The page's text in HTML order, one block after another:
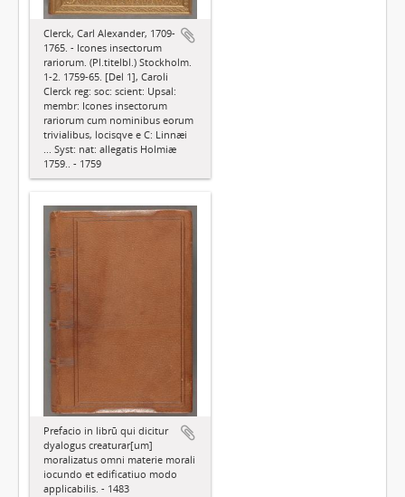
Clerck, Carl Alexander, 1709-
1765. - Icones insectorum
rariorum. (Pl.titelbl.) Stockholm.
1-2. 1759-65. [Del 1], Caroli
Clerck reg: soc: scient: Upsal:
membr: Icones insectorum
rariorum cum nominibus eorum
trivialibus, locisqve e C: Linnæi
... Syst: nat: allegatis Holmiæ
1759.. - 1759
Prefacio in librū qui dicitur
dyalogus creaturar[um]
moralizatus omni materie morali
iocundo et edificatiuo modo
applicabilis. - 1483